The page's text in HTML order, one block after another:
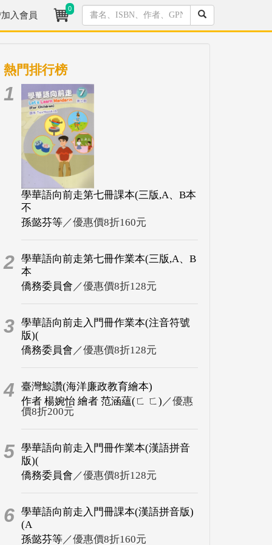
入會員
0
熱門排行榜
1
學華語向前走第七冊課本(三版,A、B本
不
孫懿芬等／優惠價8折160元
2 學華語向前走第七冊作業本(三版,A、B
本
僑務委員會 ／優惠價8折128元
3 學華語向前走入門冊作業本(注音符號
版)(
僑務委員會 ／優惠價8折128元
4
臺灣鯨讚(海洋廉政教育繪本)
作者 楊婉怡 繪者 范涵蘊(ㄈ ㄈ) ／優惠
價8折200元
5 學華語向前走入門冊作業本(漢語拼音
版)(
僑務委員會 ／優惠價8折128元
6 學華語向前走入門冊課本(漢語拼音版)
(A
孫懿芬等／優惠價8折160元